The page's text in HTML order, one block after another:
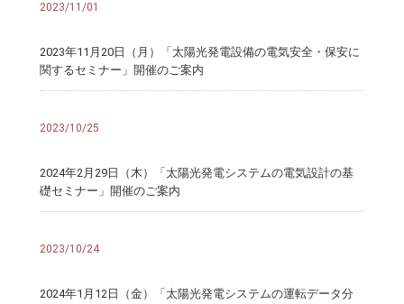
2023/11/01
2023年11月20日（月）「太陽光発電設備の電気安全・保安に
関するセミナー」開催のご案内
2023/10/25
2024年2月29日（木）「太陽光発電システムの電気設計の基
礎セミナー」開催のご案内
2023/10/24
2024年1月12日（金）「太陽光発電システムの運転データ分